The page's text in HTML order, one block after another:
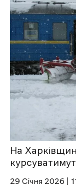
На
29 Січня 2026 |